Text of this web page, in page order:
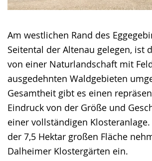
Am westlichen Rand des
Seitental der Altenau gelegen, ist
von einer Naturlandschaft mit
ausgedehnten Waldgebieten
Gesamtheit gibt es einen
Eindruck von der Größe und
einer vollständigen
der 7,5 Hektar großen Fläche
Dalheimer Klostergärten ein.